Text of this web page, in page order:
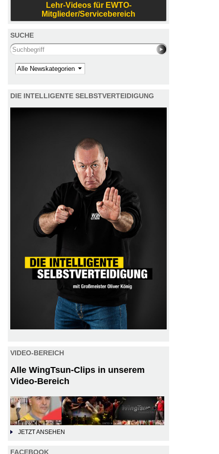
Lehr-Videos für EWTO-
Mitglieder/Servicebereich
SUCHE
Search this site
Kategorie
DIE INTELLIGENTE SELBSTVERTEIDIGUNG
VIDEO-BEREICH
Alle WingTsun-Clips in unserem
Video-Bereich
JETZT ANSEHEN
FACEBOOK